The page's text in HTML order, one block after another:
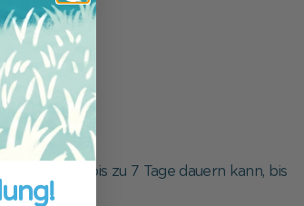
dass es bis zu 7 Tage dauern kann, bis